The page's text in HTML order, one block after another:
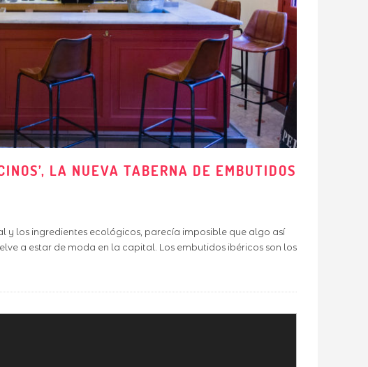
LA NUEVA TABERNA DE EMBUTIDOS
y los ingredientes ecológicos, parecía imposible que algo así
a estar de moda en la capital. Los embutidos ibéricos son los